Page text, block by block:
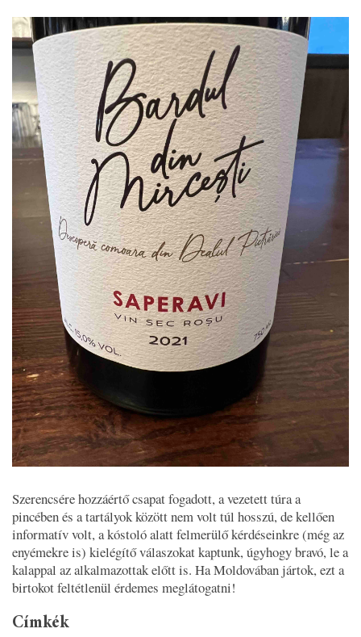
Szerencsére hozzáértő csapat fogadott, a vezetett túra a
pincében és a tartályok között nem volt túl hosszú, de kellően
informatív volt, a kóstoló alatt felmerülő kérdéseinkre (még az
enyémekre is) kielégítő válaszokat kaptunk, úgyhogy bravó, le a
kalappal az alkalmazottak előtt is. Ha Moldovában jártok, ezt a
birtokot feltétlenül érdemes meglátogatni!
Címkék